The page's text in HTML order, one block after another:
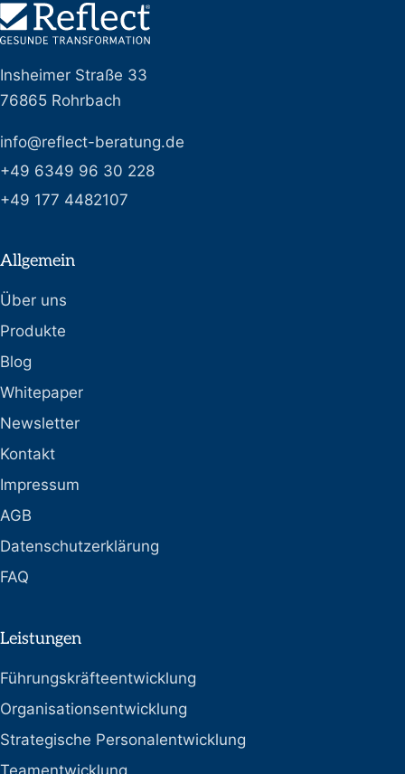
Insheimer Straße 33
76865 Rohrbach
info@reflect-beratung.de
+49 6349 96 30 228
+49 177 4482107
Allgemein
Über uns
Produkte
Blog
Whitepaper
Newsletter
Kontakt
Impressum
AGB
Datenschutzerklärung
FAQ
Leistungen
Führungskräfteentwicklung
Organisationsentwicklung
Strategische Personalentwicklung
Teamentwicklung